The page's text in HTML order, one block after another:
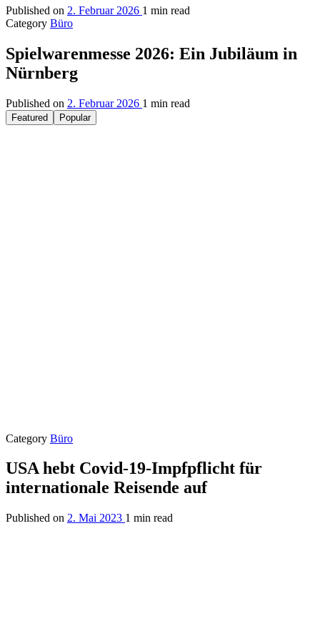
Published on 2. Februar 2026 1 min read
Category Büro
Spielwarenmesse 2026: Ein Jubiläum in
Nürnberg
Published on 2. Februar 2026 1 min read
Featured Popular
Category Büro
USA hebt Covid-19-Impfpflicht für
internationale Reisende auf
Published on 2. Mai 2023 1 min read